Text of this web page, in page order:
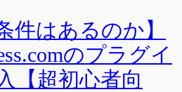
件はあるのか】
のプラグイ
【超初心者向